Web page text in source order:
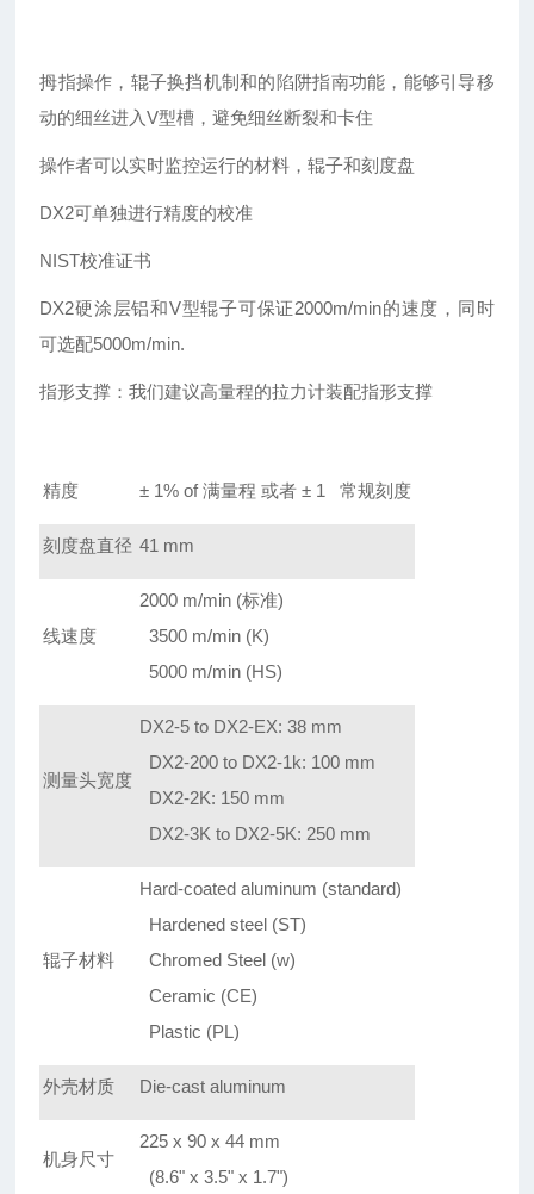
拇指操作，辊子换挡机制和的陷阱指南功能，能够引导移
动的细丝进入V型槽，避免细丝断裂和卡住
操作者可以实时监控运行的材料，辊子和刻度盘
DX2可单独进行精度的校准
NIST校准证书
DX2硬涂层铝和V型辊子可保证2000m/min的速度，同时
可选配5000m/min.
指形支撑：我们建议高量程的拉力计装配指形支撑
精度 ± 1% of满量程 或者 ± 1 常规刻度
刻度盘直径 41 mm
线速度
2000 m/min (标准)
3500 m/min (K)
5000 m/min (HS)
测量头宽度
DX2-5 to DX2-EX: 38 mm
DX2-200 to DX2-1k: 100 mm
DX2-2K: 150 mm
DX2-3K to DX2-5K: 250 mm
辊子材料
Hard-coated aluminum (standard)
Hardened steel (ST)
Chromed Steel (w)
Ceramic (CE)
Plastic (PL)
外壳材质 Die-cast aluminum
机身尺寸
225 x 90 x 44 mm
(8.6" x 3.5" x 1.7")